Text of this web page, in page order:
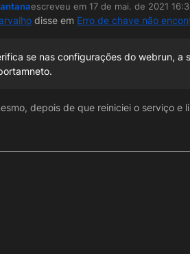
escreveu em 17 de mai. de 2021
última edição por
disse em Erro de chave não
se nas configurações do webrun, a
depois de que reiniciei o serviço